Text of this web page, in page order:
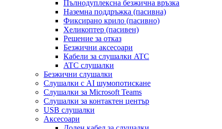
Пълнодуплексна безжична връзка
Наземна поддръжка (пасивна)
Фиксирано крило (пасивно)
Хеликоптер (пасивен)
Решение за отказ
Безжични аксесоари
Кабели за слушалки ATC
ATC слушалки
Безжични слушалки
Слушалки с AI шумопотискане
Слушалки за Microsoft Teams
Слушалки за контактен център
USB слушалки
Аксесоари